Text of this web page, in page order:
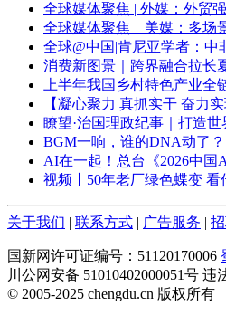
全球媒体聚焦 | 外媒：外贸
全球媒体聚焦︱美媒：多场
全球@中国|肯尼亚学者：中
消费新图景｜跨界融合拉长
上半年我国乡村特色产业全
【凝心聚力 真抓实干 奋力
瞭望·治国理政纪事｜打造
BGM一响，谁的DNA动了？
AI在一起！总台《2026中国
视频丨50年老厂绿色蝶变 看
关于我们 | 联系方式 | 广告服务 |
国新网许可证编号：51120170006
川公网安备 51010402000051号
© 2005-2025 chengdu.cn 版权所有